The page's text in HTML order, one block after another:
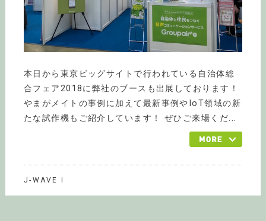
本日から東京ビッグサイトで行われている自治体総
合フェア2018に弊社のブースも出展しております！
やまがメイトの事例に加えて最新事例やIoT領域の新
たな試作機もご紹介しています！ ぜひご来場くだ...
J-WAVE i